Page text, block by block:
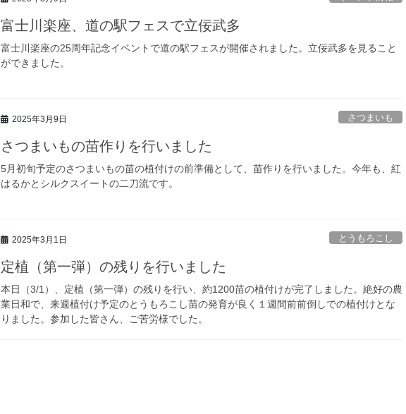
富士川楽座、道の駅フェスで立佞武多
富士川楽座の25周年記念イベントで道の駅フェスが開催されました。立佞武多を見ること
ができました。
2025年3月9日 さつまいも
さつまいもの苗作りを行いました
5月初旬予定のさつまいもの苗の植付けの前準備として、苗作りを行いました。今年も、紅
はるかとシルクスイートの二刀流です。
2025年3月1日 とうもろこし
定植（第一弾）の残りを行いました
本日（3/1）、定植（第一弾）の残りを行い、約1200苗の植付けが完了しました。絶好の農
業日和で、来週植付け予定のとうもろこし苗の発育が良く１週間前前倒しでの植付けとな
りました。参加した皆さん、ご苦労様でした。